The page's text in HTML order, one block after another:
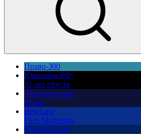
Право-300
Юррынок РФ:
35 лет спустя
Экологическое
право
Best Law
Firm Marketing
ПМЮФ 2026